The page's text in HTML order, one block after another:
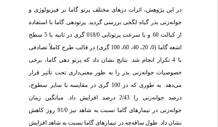
در این پژوهش، اثرات دزهای مختلف پرتو گاما بر فیزیولوژی و
جوانه‌زنی بذر گیاه لگجی بررسی گردید. پرتودهی گاما با استفاده
از کبالت 60 و با سرعت پرتوتابی 018/0 گری در ثانیه با 5 سطح
اشعه گاما (0، 20، 40، 60، 100 گری) در قالب طرح کاملاً تصادفی
با 4 تکرار انجام شد. نتایج نشان داد که پرتو دهی گاما، برخی
خصوصیات جوانه‌زنی بذر را به طور معنی‌داری تحت تأثیر قرار
می‌دهد. به طوری که دز 100 گری در مقایسه با سایر سطوح،
درصد جوانه‌زنی را 2/43 درصد افزایش داد. میانگین زمان
جوانه‌زنی در تیمارهای گاما نسبت به شاهد نیز 91/0 روز کاهش
نشان داد. طول ساقه‌چه در تیمارهای گاما نسبت به شاهد افزایش